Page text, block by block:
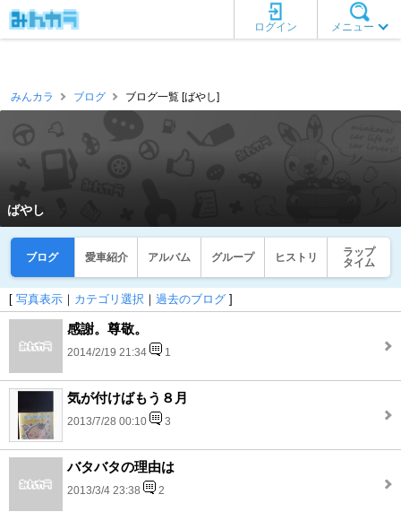
メニュー
ログイン
みんカラ ブログ ブログ一覧 [ばやし]
ばやし
ブログ 愛車紹介 アルバム グループ ヒストリ
ラップ
タイム
[ 写真表示 ｜ カテゴリ選択 ｜ 過去のブログ ]
感謝。尊敬。
2014/2/19 21:34 1
気が付けばもう８月
2013/7/28 00:10 3
バタバタの理由は
2013/3/4 23:38 2